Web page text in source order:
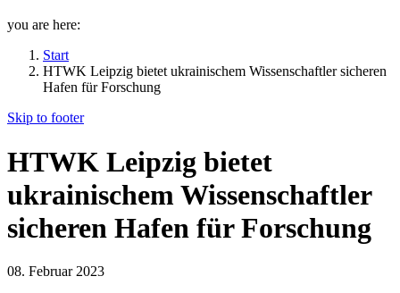
you are here:
Start
HTWK Leipzig bietet ukrainischem Wissenschaftler sicheren
Hafen für Forschung
Skip to footer
HTWK Leipzig bietet
ukrainischem Wissenschaftler
sicheren Hafen für Forschung
08. Februar 2023